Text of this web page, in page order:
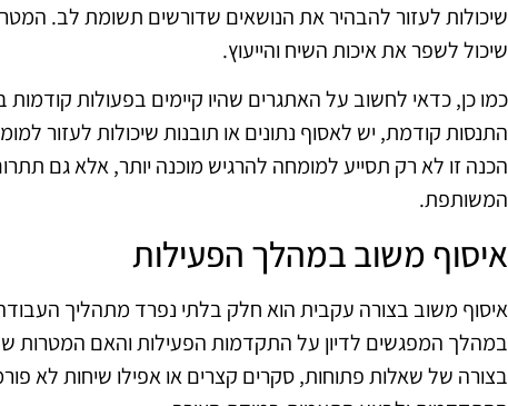
שיכולות לעזור להבהיר את הנושאים שדורשים תשומת לב.
שיכול לשפר את איכות השיח והייעוץ.
כמו כן, כדאי לחשוב על האתגרים שהיו קיימים בפעולות
התנסות קודמת, יש לאסוף נתונים או תובנות שיכולות לעזור
הכנה זו לא רק תסייע למומחה להרגיש מוכנה יותר, אלא גם
המשותפת.
איסוף משוב במהלך הפעילות
איסוף משוב בצורה עקבית הוא חלק בלתי נפרד מתהליך
במהלך המפגשים לדיון על התקדמות הפעילות והאם המטרות
בצורה של שאלות פתוחות, סקרים קצרים או אפילו שיחות לא